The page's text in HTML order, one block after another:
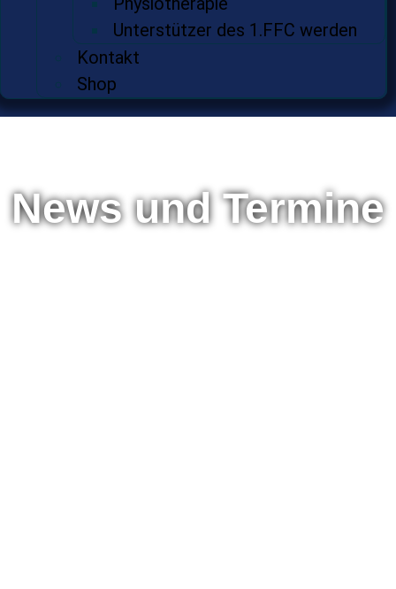
Unterstützer des 1.FFC werden
Kontakt
Shop
News und Termine